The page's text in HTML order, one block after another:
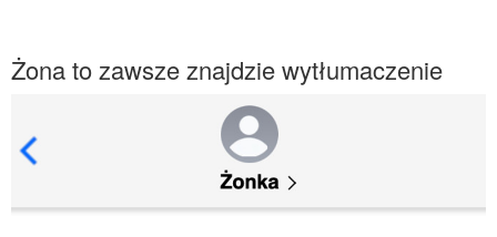
Żona to zawsze znajdzie wytłumaczenie